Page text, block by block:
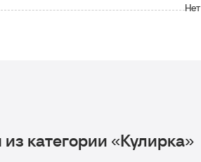
Нет
категории «Кулирка»